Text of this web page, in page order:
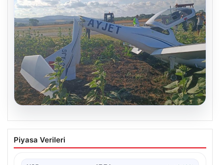
06.08.2026
Eğitim uçağı sert iniş yaptı. Öğrenci
pilot yaralandı
Piyasa Verileri